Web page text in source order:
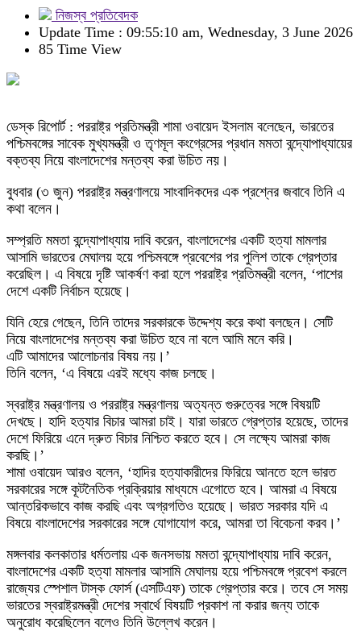
নিজস্ব প্রতিবেদক
Update Time : 09:55:10 am, Wednesday, 3 June 2026
85 Time View
ডেস্ক রিপোর্ট : পররাষ্ট্র প্রতিমন্ত্রী শামা ওবায়েদ ইসলাম বলেছেন, ভারতের
পশ্চিমবঙ্গের সাবেক মুখ্যমন্ত্রী ও তৃণমূল কংগ্রেসের প্রধান মমতা বন্দ্যোপাধ্যায়ের
বক্তব্য নিয়ে বাংলাদেশের মন্তব্য করা উচিত নয়।
বুধবার (৩ জুন) পররাষ্ট্র মন্ত্রণালয়ে সাংবাদিকদের এক প্রশ্নের জবাবে তিনি এ
কথা বলেন।
সম্প্রতি মমতা বন্দ্যোপাধ্যায় দাবি করেন, বাংলাদেশের একটি হত্যা মামলার
আসামি ভারতের মেঘালয় হয়ে পশ্চিমবঙ্গে প্রবেশের পর পুলিশ তাকে গ্রেপ্তার
করেছিল। এ বিষয়ে দৃষ্টি আকর্ষণ করা হলে পররাষ্ট্র প্রতিমন্ত্রী বলেন, ‘পাশের
দেশে একটি নির্বাচন হয়েছে।
যিনি হেরে গেছেন, তিনি তাদের সরকারকে উদ্দেশ্য করে কথা বলছেন। সেটি
নিয়ে বাংলাদেশের মন্তব্য করা উচিত হবে না বলে আমি মনে করি।
এটি আমাদের আলোচনার বিষয় নয়।’
তিনি বলেন, ‘এ বিষয়ে এরই মধ্যে কাজ চলছে।
স্বরাষ্ট্র মন্ত্রণালয় ও পররাষ্ট্র মন্ত্রণালয় অত্যন্ত গুরুত্বের সঙ্গে বিষয়টি
দেখছে। হাদি হত্যার বিচার আমরা চাই। যারা ভারতে গ্রেপ্তার হয়েছে, তাদের
দেশে ফিরিয়ে এনে দ্রুত বিচার নিশ্চিত করতে হবে। সে লক্ষ্যে আমরা কাজ
করছি।’
শামা ওবায়েদ আরও বলেন, ‘হাদির হত্যাকারীদের ফিরিয়ে আনতে হলে ভারত
সরকারের সঙ্গে কূটনৈতিক প্রক্রিয়ার মাধ্যমে এগোতে হবে। আমরা এ বিষয়ে
আন্তরিকভাবে কাজ করছি এবং অগ্রগতিও হয়েছে। ভারত সরকার যদি এ
বিষয়ে বাংলাদেশের সরকারের সঙ্গে যোগাযোগ করে, আমরা তা বিবেচনা করব।’
মঙ্গলবার কলকাতার ধর্মতলায় এক জনসভায় মমতা বন্দ্যোপাধ্যায় দাবি করেন,
বাংলাদেশের একটি হত্যা মামলার আসামি মেঘালয় হয়ে পশ্চিমবঙ্গে প্রবেশ করলে
রাজ্যের স্পেশাল টাস্ক ফোর্স (এসটিএফ) তাকে গ্রেপ্তার করে। তবে সে সময়
ভারতের স্বরাষ্ট্রমন্ত্রী দেশের স্বার্থে বিষয়টি প্রকাশ না করার জন্য তাকে
অনুরোধ করেছিলেন বলেও তিনি উল্লেখ করেন।